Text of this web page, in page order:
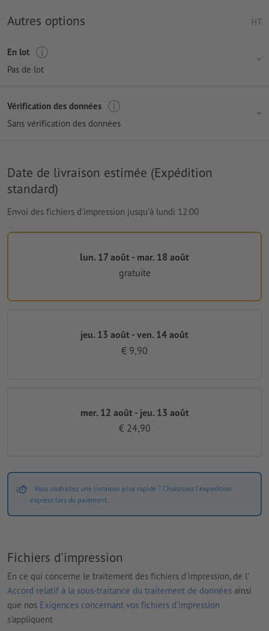
Autres options HT
En lot
Pas de lot
Vérification des données
Sans vérification des données
Date de livraison estimée (Expédition
standard)
Envoi des fichiers d'impression jusqu'à lundi 12:00
lun. 17 août - mar. 18 août
gratuite
jeu. 13 août - ven. 14 août
€ 9,90
mer. 12 août - jeu. 13 août
€ 24,90
Vous souhaitez une livraison plus rapide ? Choisissez l'expédition
express lors du paiement.
Fichiers d'impression
En ce qui concerne le traitement des fichiers d'impression, de l'
Accord relatif à la sous-traitance du traitement de données ainsi
que nos Exigences concernant vos fichiers d'impression
s'appliquent